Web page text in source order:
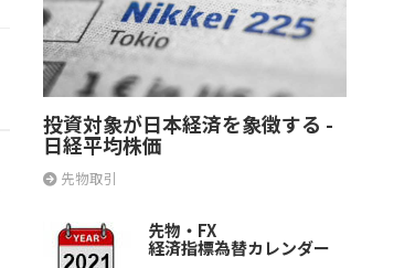
投資対象が日本経済を象徴する -
日経平均株価
先物取引
先物・FX
経済指標為替カレンダー